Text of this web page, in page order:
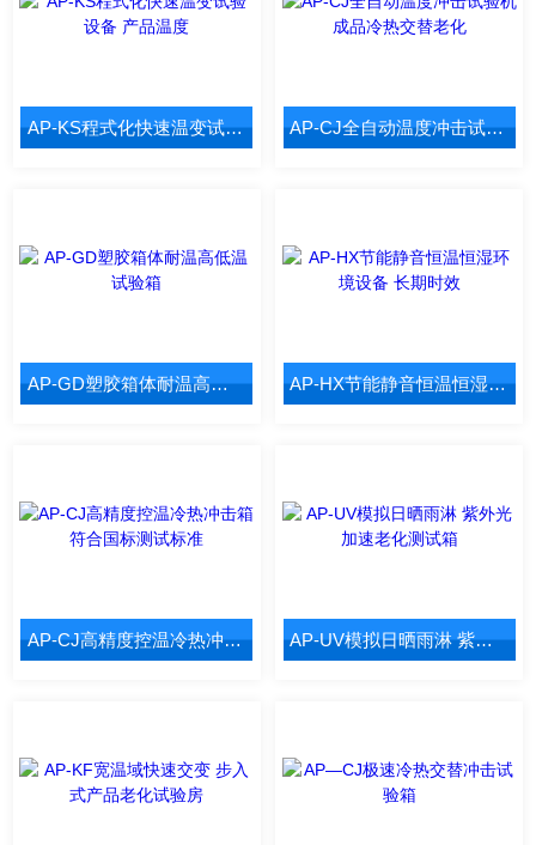
AP-KS程式化快速温变试验设备 产品温度 AP-CJ全自动温度冲击试验机 成品冷热交替老化
AP-GD塑胶箱体耐温高低温试验箱 AP-HX节能静音恒温恒湿环境设备 长期时效
AP-CJ高精度控温冷热冲击箱 符合国标测试标准 AP-UV模拟日晒雨淋 紫外光加速老化测试箱